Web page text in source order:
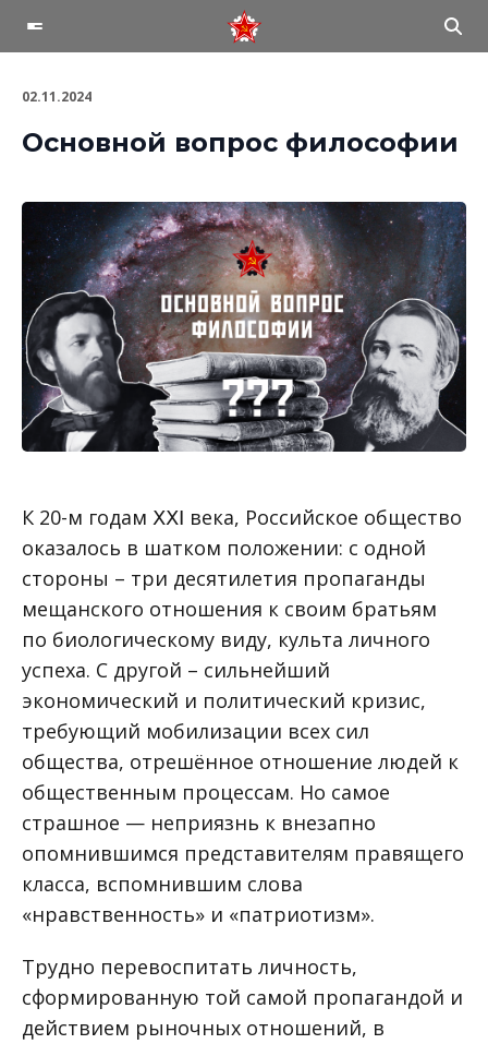
02.11.2024
Основной вопрос философии
К 20-м годам ⅩⅩⅠ века, Российское общество
оказалось в шатком положении: с одной
стороны – три десятилетия пропаганды
мещанского отношения к своим братьям
по биологическому виду, культа личного
успеха. С другой – сильнейший
экономический и политический кризис,
требующий мобилизации всех сил
общества, отрешённое отношение людей к
общественным процессам. Но самое
страшное — неприязнь к внезапно
опомнившимся представителям правящего
класса, вспомнившим слова
«нравственность» и «патриотизм».
Трудно перевоспитать личность,
сформированную той самой пропагандой и
действием рыночных отношений, в